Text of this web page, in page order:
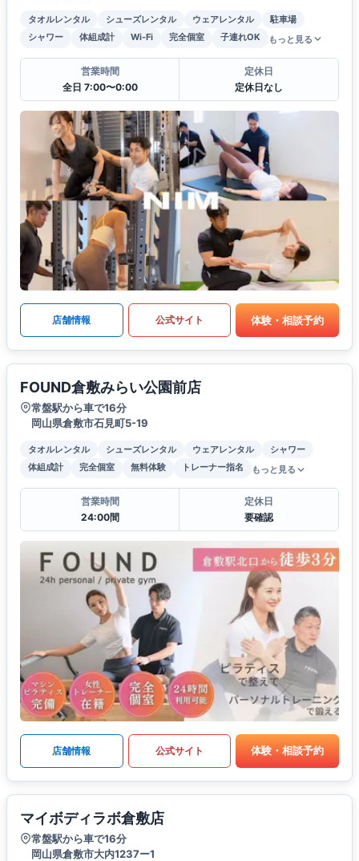
タオルレンタル シューズレンタル ウェアレンタル
駐車場
シャワー
体組成計 Wi-Fi 完全個室 子連れOK もっと見る
営業時間
全日 7:00〜0:00
定休日
定休日なし
店舗情報 公式サイト 体験・相談予約
FOUND倉敷みらい公園前店
常盤駅から車で16分
岡山県倉敷市石見町5-19
タオルレンタル シューズレンタル ウェアレンタル
シャワー
体組成計
完全個室 無料体験 トレーナー指名 もっと見る
営業時間
24:00間
定休日
要確認
店舗情報 公式サイト 体験・相談予約
マイボディラボ倉敷店
常盤駅から車で16分
岡山県倉敷市大内1237ー1